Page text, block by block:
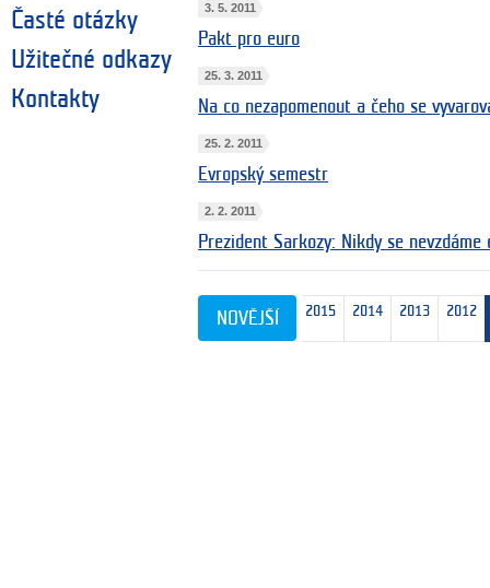
Časté otázky
Užitečné odkazy
Kontakty
3. 5. 2011
Pakt pro euro
25. 3. 2011
Na co nezapomenout a čeho se
25. 2. 2011
Evropský semestr
2. 2. 2011
Prezident Sarkozy: Nikdy se nevzdáme
2017 2016 2015 2014 2013 2012
NOVĚJŠÍ